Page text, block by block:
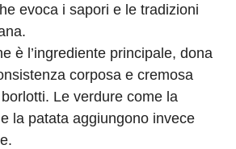
evoca i sapori e le tradizioni
è l’ingrediente principale, dona
corposa e cremosa
Le verdure come la
la patata aggiungono invece